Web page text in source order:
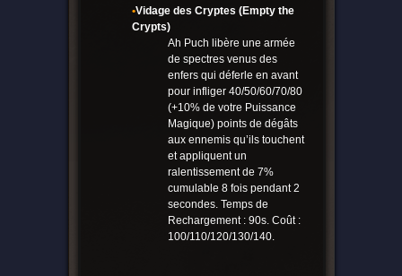
•Vidage des Cryptes (Empty the
Crypts)
Ah Puch libère une armée
de spectres venus des
enfers qui déferle en avant
pour infliger 40/50/60/70/80
(+10% de votre Puissance
Magique) points de dégâts
aux ennemis qu’ils touchent
et appliquent un
ralentissement de 7%
cumulable 8 fois pendant 2
secondes. Temps de
Rechargement : 90s. Coût :
100/110/120/130/140.